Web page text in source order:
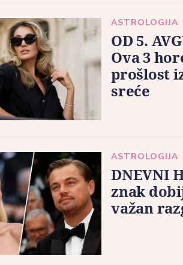
ASTROLOGIJA
OD 5.
Ova 3
prošlost
sreće
ASTROLOGIJA
DNEVNI
znak
važan